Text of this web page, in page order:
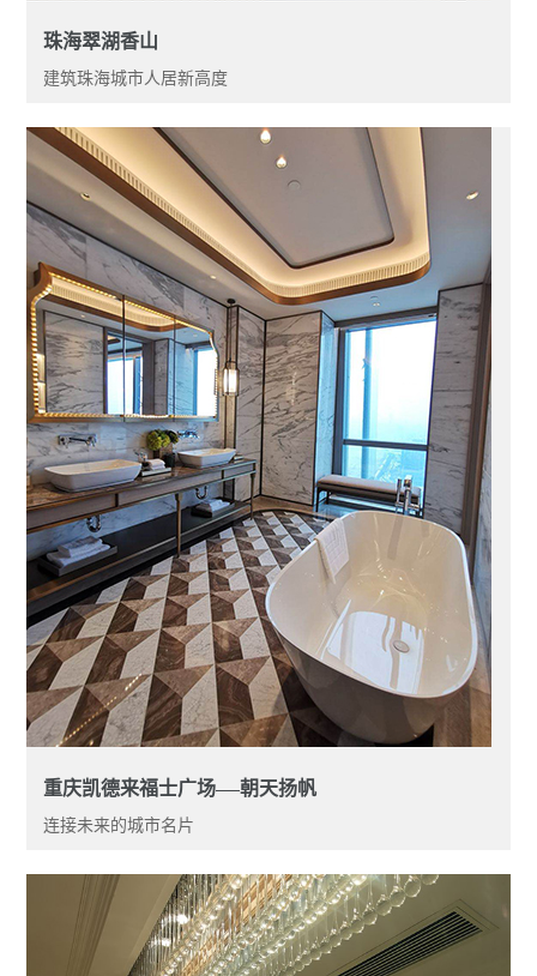
珠海翠湖香山
建筑珠海城市人居新高度
重庆凯德来福士广场——朝天扬帆
连接未来的城市名片